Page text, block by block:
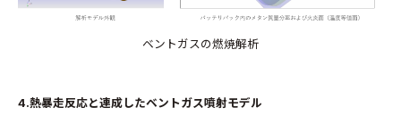
ベントガスの燃焼解析
4.熱暴走反応と連成したベントガス噴射モデル